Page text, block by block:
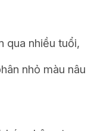
qua nhiều tuổi,
nhỏ màu nâu